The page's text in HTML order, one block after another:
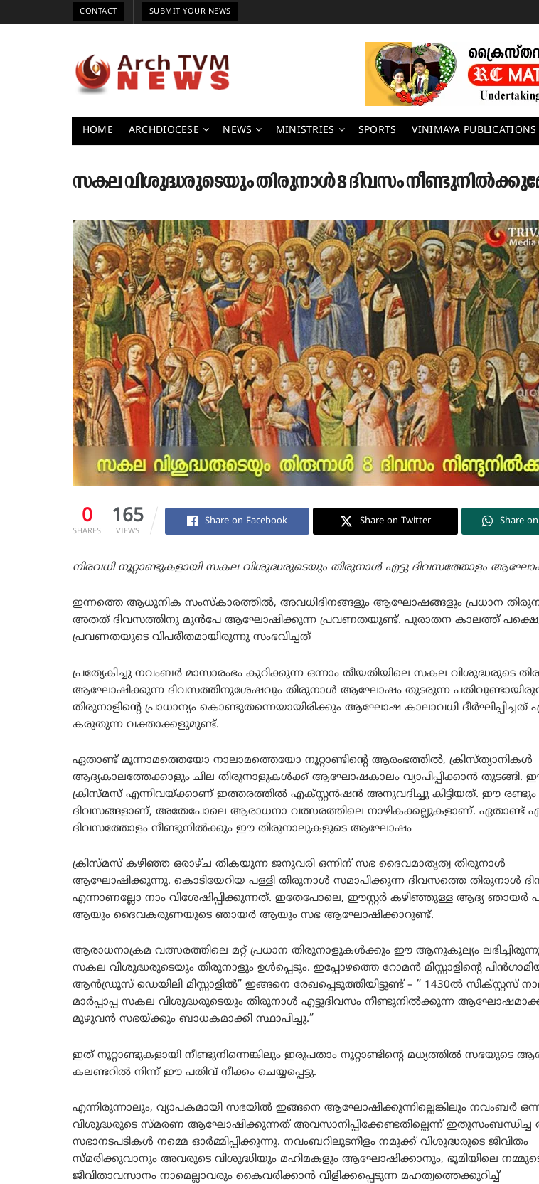
CONTACT SUBMIT YOUR NEWS
HOME ARCHDIOCESE NEWS MINISTRIES SPORTS VINIMAYA PUBLICATIONS
സകല വിശുദ്ധരുടെയും തിരുനാൾ 8 ദിവസം
0
SHARES
165
VIEWS
Share on Facebook Share on Twitter Share
നിരവധി നൂറ്റാണ്ടുകളായി സകല വിശുദ്ധരുടെയും തിരുനാൾ എട്ടു ദിവസത്തോളം
ഇന്നത്തെ ആധുനിക സംസ്കാരത്തിൽ, അവധിദിനങ്ങളും ആഘോഷങ്ങളും പ്രധാന
അതത് ദിവസത്തിനു മുൻപേ ആഘോഷിക്കുന്ന പ്രവണതയുണ്ട്. പുരാതന കാലത്ത്
പ്രവണതയുടെ വിപരീതമായിരുന്നു സംഭവിച്ചത്
പ്രത്യേകിച്ചു നവംബർ മാസാരംഭം കുറിക്കുന്ന ഒന്നാം തീയതിയിലെ സകല വിശുദ്ധരുടെ
ആഘോഷിക്കുന്ന ദിവസത്തിനുശേഷവും തിരുനാൾ ആഘോഷം തുടരുന്ന
തിരുനാളിന്റെ പ്രാധാന്യം കൊണ്ടുതന്നെയായിരിക്കും ആഘോഷ കാലാവധി ദീർഘിപ്പിച്ചത്
കരുതുന്ന വക്താക്കളുമുണ്ട്.
ഏതാണ്ട് മൂന്നാമത്തെയോ നാലാമത്തെയോ നൂറ്റാണ്ടിന്റെ ആരംഭത്തിൽ, ക്രിസ്ത്യാനികൾ
ആദ്യകാലത്തേക്കാളും ചില തിരുനാളുകൾക്ക് ആഘോഷകാലം വ്യാപിപ്പിക്കാൻ തുടങ്ങി.
ക്രിസ്മസ് എന്നിവയ്ക്കാണ് ഇത്തരത്തിൽ എക്സ്റ്റൻഷൻ അനുവദിച്ചു കിട്ടിയത്. ഈ രണ്ടും
ദിവസങ്ങളാണ്, അതേപോലെ ആരാധനാ വത്സരത്തിലെ നാഴികക്കല്ലുകളാണ്. ഏതാണ്ട്
ദിവസത്തോളം നീണ്ടുനിൽക്കും ഈ തിരുനാലുകളുടെ ആഘോഷം
ക്രിസ്മസ് കഴിഞ്ഞ ഒരാഴ്ച തികയുന്ന ജനുവരി ഒന്നിന് സഭ ദൈവമാതൃത്വ തിരുനാൾ
ആഘോഷിക്കുന്നു. കൊടിയേറിയ പള്ളി തിരുനാൾ സമാപിക്കുന്ന ദിവസത്തെ തിരുനാൾ
എന്നാണല്ലോ നാം വിശേഷിപ്പിക്കുന്നത്. ഇതേപോലെ, ഈസ്റ്റർ കഴിഞ്ഞുള്ള ആദ്യ
ആയും ദൈവകരുണയുടെ ഞായർ ആയും സഭ ആഘോഷിക്കാറുണ്ട്.
ആരാധനാക്രമ വത്സരത്തിലെ മറ്റ് പ്രധാന തിരുനാളുകൾക്കും ഈ ആനുകൂല്യം
സകല വിശുദ്ധരുടെയും തിരുനാളും ഉൾപ്പെടും. ഇപ്പോഴത്തെ റോമൻ മിസ്സാളിന്റെ
ആൻഡ്രൂസ് ഡെയിലി മിസ്സാളിൽ” ഇങ്ങനെ രേഖപ്പെടുത്തിയിട്ടുണ്ട് – ” 1430ൽ സിക്സ്റ്റസ്
മാർപ്പാപ്പ സകല വിശുദ്ധരുടെയും തിരുനാൾ എട്ടുദിവസം നീണ്ടുനിൽക്കുന്ന
മുഴുവൻ സഭയ്ക്കും ബാധകമാക്കി സ്ഥാപിച്ചു.”
ഇത് നൂറ്റാണ്ടുകളായി നീണ്ടുനിന്നെങ്കിലും ഇരുപതാം നൂറ്റാണ്ടിന്റെ മധ്യത്തിൽ സഭയുടെ
കലണ്ടറിൽ നിന്ന് ഈ പതിവ് നീക്കം ചെയ്യപ്പെട്ടു.
എന്നിരുന്നാലും, വ്യാപകമായി സഭയിൽ ഇങ്ങനെ ആഘോഷിക്കുന്നില്ലെങ്കിലും നവംബർ
വിശുദ്ധരുടെ സ്മരണ ആഘോഷിക്കുന്നത് അവസാനിപ്പിക്കേണ്ടതില്ലെന്ന് ഇതുസംബന്ധിച്ച
സഭാനടപടികൾ നമ്മെ ഓർമ്മിപ്പിക്കുന്നു. നവംബറിലുടനീളം നമുക്ക് വിശുദ്ധരുടെ ജീവിതം
സ്മരിക്കുവാനും അവരുടെ വിശുദ്ധിയും മഹിമകളും ആഘോഷിക്കാനും, ഭൂമിയിലെ
ജീവിതാവസാനം നാമെല്ലാവരും കൈവരിക്കാൻ വിളിക്കപ്പെടുന്ന മഹത്വത്തെക്കുറിച്ച്